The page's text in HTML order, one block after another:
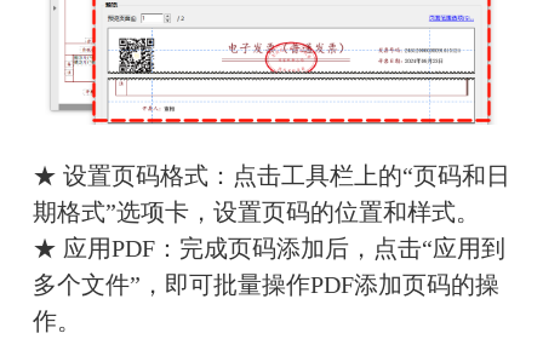
★ 设置页码格式：点击工具栏上的“页码和日
期格式”选项卡，设置页码的位置和样式。
★ 应用PDF：完成页码添加后，点击“应用到
多个文件”，即可批量操作PDF添加页码的操
作。